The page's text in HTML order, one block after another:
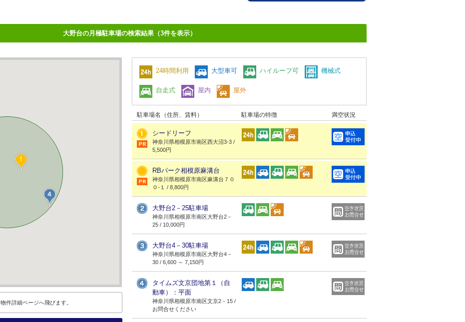
大野台の月極駐車場の検索結果（3件を表示）
物件詳細ページへ飛びます。
24時間利用 大型車可 ハイルーフ可 機械式
自走式 屋内 屋外
駐車場名（住所、賃料） 駐車場の特徴 満空状況
シードリーフ
神奈川県相模原市南区西大沼3-3 /
5,500円
RBパーク相模原麻溝台
神奈川県相模原市南区麻溝台７０
０-１ / 8,800円
大野台2－25駐車場
神奈川県相模原市南区大野台2－
25 / 10,000円
大野台4－30駐車場
神奈川県相模原市南区大野台4－
30 / 6,600 ～ 7,150円
タイムズ文京団地第１（自
動車）：平面
神奈川県相模原市南区文京2－15 /
お問合せください